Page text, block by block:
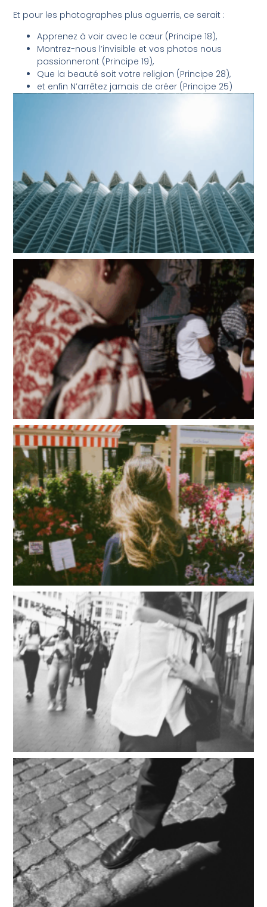
Et pour les photographes plus aguerris, ce serait :
Apprenez à voir avec le cœur (Principe 18),
Montrez-nous l’invisible et vos photos nous
passionneront (Principe 19),
Que la beauté soit votre religion (Principe 28),
et enfin N’arrêtez jamais de créer (Principe 25)